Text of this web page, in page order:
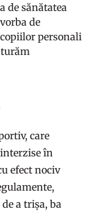
de sănătatea
de
personali
care
în
efect nociv
a trișa, ba